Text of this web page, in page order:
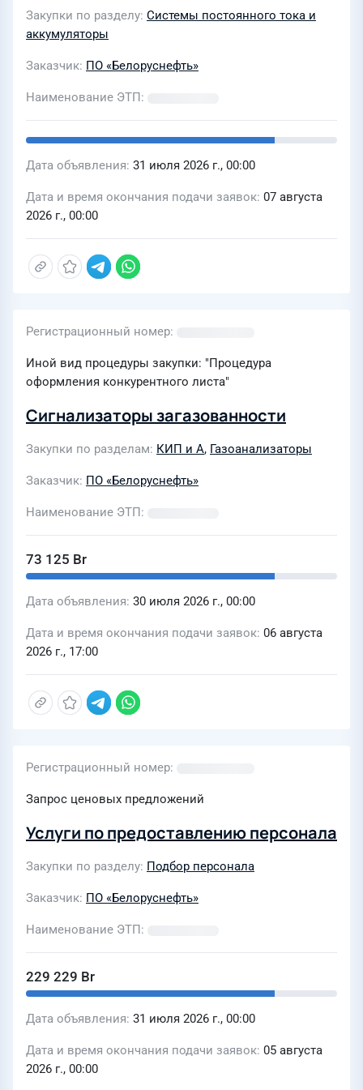
Закупки по разделу Системы постоянного тока и
аккумуляторы
Заказчик ПО «Белоруснефть»
Наименование ЭТП
Дата объявления 31 июля 2026 г., 00:00
Дата и время окончания подачи заявок 07 августа
2026 г., 00:00
Регистрационный номер
Иной вид процедуры закупки: "Процедура
оформления конкурентного листа"
Сигнализаторы загазованности
Закупки по разделам КИП и А, Газоанализаторы
Заказчик ПО «Белоруснефть»
Наименование ЭТП
73 125 Br
Дата объявления 30 июля 2026 г., 00:00
Дата и время окончания подачи заявок 06 августа
2026 г., 17:00
Регистрационный номер
Запрос ценовых предложений
Услуги по предоставлению персонала
Закупки по разделу Подбор персонала
Заказчик ПО «Белоруснефть»
Наименование ЭТП
229 229 Br
Дата объявления 31 июля 2026 г., 00:00
Дата и время окончания подачи заявок 05 августа
2026 г., 00:00